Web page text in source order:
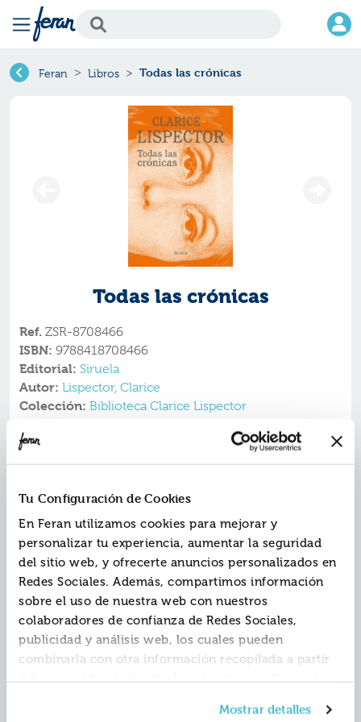
Tu Configuración de Cookies
En Feran utilizamos cookies para mejorar y
personalizar tu experiencia, aumentar la seguridad
del sitio web, y ofrecerte anuncios personalizados en
Redes Sociales. Además, compartimos información
sobre el uso de nuestra web con nuestros
colaboradores de confianza de Redes Sociales,
publicidad y análisis web, los cuales pueden
combinarla con otra información recopilada a partir
del uso que hayas hecho de sus servicios. Recuerda
consentimiento en cualquier momento. Para más
Mostrar detalles
Feran Libros Todas las crónicas
Todas las crónicas
Ref. ZSR-8708466
ISBN: 9788418708466
Editorial: Siruela
Autor: Lispector, Clarice
Colección: Biblioteca Clarice Lispector
Pero el misterio es parte del universo clariceano y hay
que partir de él para comprender la especificidad de su
Anna Caballé, El País
Desde Machado de Assis, la literatura en Brasil ha
contado siempre con una fructífera tradición de
grandes cronistas entre los que por supuesto no podía